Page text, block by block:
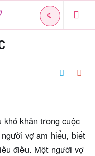
☾
khăn trong cuộc
vợ am hiểu, biết
điều. Một người vợ